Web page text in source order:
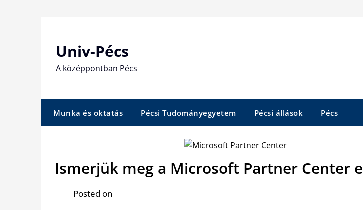
Univ-Pécs
A középpontban Pécs
Munka és oktatás Pécsi Tudományegyetem Pécsi állások Pécs
Ismerjük meg a Microsoft Partner Center
Posted on